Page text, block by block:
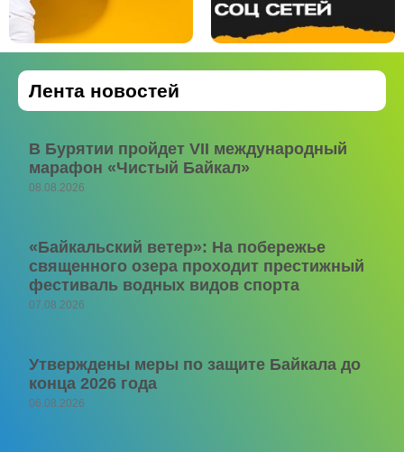
Лента новостей
В Бурятии пройдет VII международный
марафон «Чистый Байкал»
08.08.2026
«Байкальский ветер»: На побережье
священного озера проходит престижный
фестиваль водных видов спорта
07.08.2026
Утверждены меры по защите Байкала до
конца 2026 года
06.08.2026